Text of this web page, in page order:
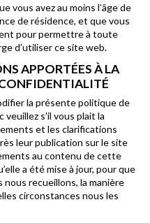
vous avez au moins l’âge de
de résidence, et que vous
pour permettre à toute
d’utiliser ce site web.
APPORTÉES À LA
la présente politique de
s’il vous plait la
et les clarifications
leur publication sur le site
au contenu de cette
a été mise à jour, pour que
recueillons, la manière
circonstances nous les